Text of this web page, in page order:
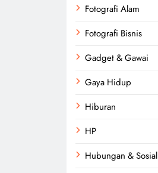
Fotografi Alam
Fotografi Bisnis
Gadget & Gawai
Gaya Hidup
Hiburan
HP
Hubungan & Sosial